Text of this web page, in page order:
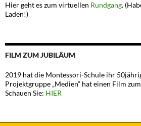
Hier geht es zum virtuellen Rundgang.
Laden!)
FILM ZUM JUBILÄUM
2019 hat die Montessori-Schule ihr
Projektgruppe „Medien“ hat einen Film
Schauen Sie: HIER